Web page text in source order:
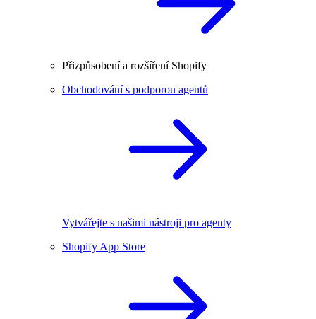
Přizpůsobení a rozšíření Shopify
Obchodování s podporou agentů
Vytvářejte s našimi nástroji pro agenty
Shopify App Store